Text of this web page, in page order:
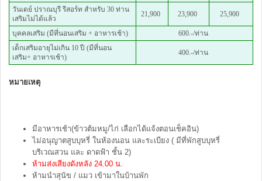
วันเดย์ ปราณบุรี รีสอร์ท สำหรับ 30 ท่าน
เสริมไม่ได้แล้ว
21,900 23,900 25,900
บุคคลเสริม (มีที่นอนเสริม + อาหารเช้า)
600.-/ท่าน
เด็กเสริมอายุไม่เกิน 10 ปี (มีที่นอน
เสริม+ อาหารเช้า)
400.-/ท่าน
หมายเหตุ
มีอาหารเช้า(ข้าวต้มหมู/ไก่ เลือกได้แจ้งตอนเช็คอิน)
ไม่อนุญาตสูบบุหรี่ ในห้องนอน และระเบียง ( มีที่พักสูบบุหรี่
บริเวณสวน และ ดาดฟ้า ชั้น 2)
ห้ามส่งเสียงดังหลัง 24.00 น.
ห้ามนำสุนัข / แมว เข้ามาในบ้านพัก